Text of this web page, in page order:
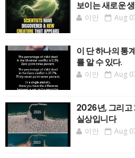
보이는 새로운
이안 Aug
이 단 하나의 통
를 알 수 있다.
이안 Aug
2026년, 그리고
실상입니다
이안 Aug